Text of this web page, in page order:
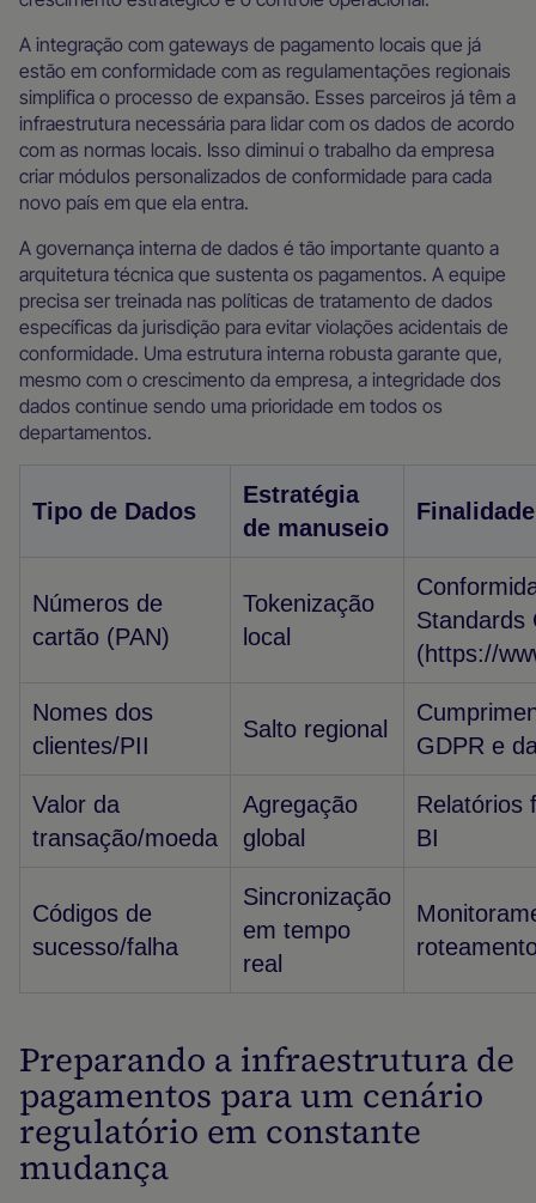
A integração com gateways de pagamento locais que já
estão em conformidade com as regulamentações regionais
simplifica o processo de expansão. Esses parceiros já têm a
infraestrutura necessária para lidar com os dados de acordo
com as normas locais. Isso diminui o trabalho da empresa
criar módulos personalizados de conformidade para cada
novo país em que ela entra.
A governança interna de dados é tão importante quanto a
arquitetura técnica que sustenta os pagamentos. A equipe
precisa ser treinada nas políticas de tratamento de dados
específicas da jurisdição para evitar violações acidentais de
conformidade. Uma estrutura interna robusta garante que,
mesmo com o crescimento da empresa, a integridade dos
dados continue sendo uma prioridade em todos os
departamentos.
Tipo de Dados
Estratégia
de manuseio
Finalidade
Números de
cartão (PAN)
Tokenização
local
Standards
(https://
Nomes dos
clientes/PII
Salto regional
GDPR e
Valor da
transação/moeda
Agregação
global
Relatórios
BI
Códigos de
sucesso/falha
Sincronização
em tempo
real
Preparando a infraestrutura de
pagamentos para um cenário
regulatório em constante
mudança